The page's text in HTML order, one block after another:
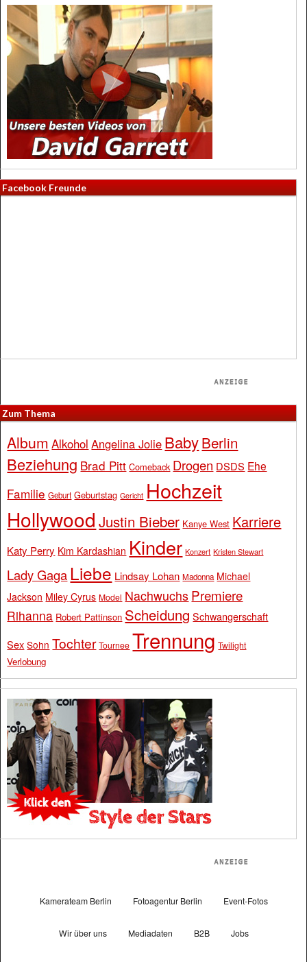
Facebook Freunde
Zum Thema
Album Alkohol Angelina Jolie BabyBerlin
Beziehung Brad Pitt Comeback Drogen DSDS Ehe
Familie Geburt Geburtstag Gericht Hochzeit
Hollywood Justin Bieber Kanye West Karriere
Katy Perry Kim Kardashian Kinder Konzert Kristen Stewart
Lady Gaga Liebe Lindsay Lohan Madonna Michael
Jackson Miley Cyrus Model Nachwuchs Premiere
Rihanna Robert Pattinson Scheidung Schwangerschaft
Sex Sohn Tochter Tournee Trennung Twilight
Verlobung
Kamerateam Berlin Fotoagentur Berlin Event-Fotos
Wir über uns Mediadaten B2B Jobs